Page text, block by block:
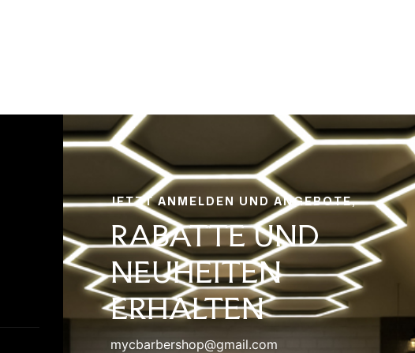
JETZT ANMELDEN UND ANGEBOTE,
RABATTE UND
NEUHEITEN
ERHALTEN
mycbarbershop@gmail.com